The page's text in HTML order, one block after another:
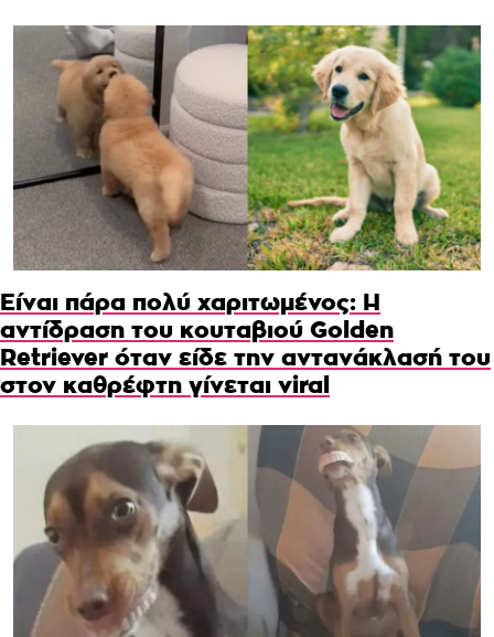
Είναι πάρα πολύ χαριτωμένος: Η
αντίδραση του κουταβιού Golden
Retriever όταν είδε την αντανάκλασή του
στον καθρέφτη γίνεται viral